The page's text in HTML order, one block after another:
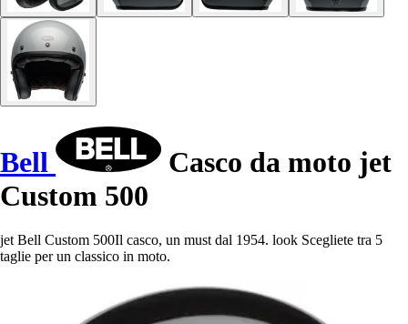
Bell
Casco da moto jet
Custom 500
jet Bell Custom 500Il casco, un must dal 1954. look Scegliete tra 5
taglie per un classico in moto.